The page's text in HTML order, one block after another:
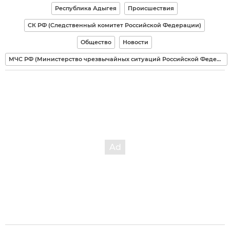
Республика Адыгея Происшествия
СК РФ (Следственный комитет Российской Федерации)
Общество Новости
МЧС РФ (Министерство чрезвычайных ситуаций Российской Федерации)